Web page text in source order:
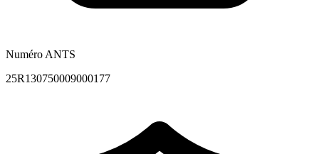
Numéro ANTS
25R130750009000177